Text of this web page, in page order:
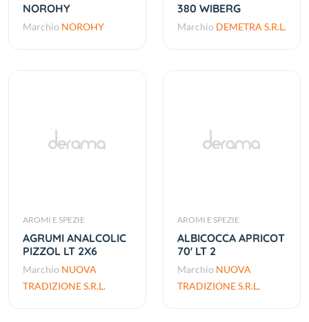
NOROHY
Marchio NOROHY
380 WIBERG
Marchio DEMETRA S.R.L.
AROMI E SPEZIE
AGRUMI ANALCOLIC
PIZZOL LT 2X6
Marchio NUOVA
TRADIZIONE S.R.L.
AROMI E SPEZIE
ALBICOCCA APRICOT
70' LT 2
Marchio NUOVA
TRADIZIONE S.R.L.